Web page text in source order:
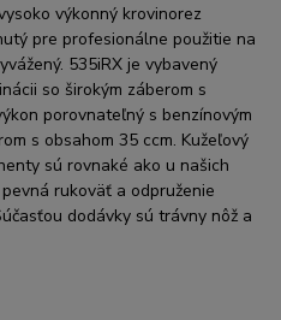
výkonný krovinorez
pre profesionálne použitie na
535iRX je vybavený
so širokým záberom s
porovnateľný s benzínovým
s obsahom 35 ccm. Kužeľový
sú rovnaké ako u našich
rukoväť a odpruženie
dodávky sú trávny nôž a